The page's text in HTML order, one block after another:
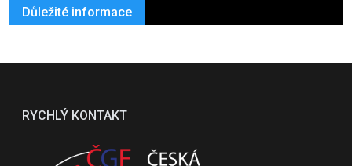
Důležité informace
RYCHLÝ KONTAKT